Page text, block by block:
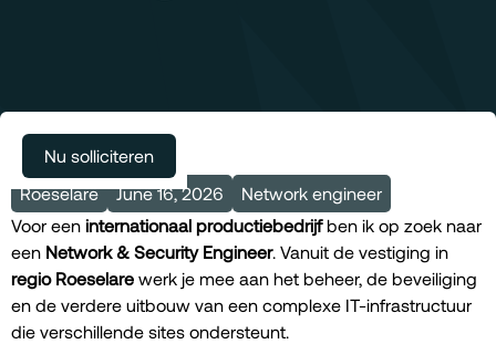
Meer vacatures
Roeselare June 16, 2026
Network engineer
Voor een internationaal productiebedrijfben ik op zoek naar
een Network & Security Engineer. Vanuit de vestiging in
regio Roeselare werk je mee aan het beheer, de beveiliging
en de verdere uitbouw van een complexe IT-infrastructuur
die verschillende sites ondersteunt.
Nu solliciteren